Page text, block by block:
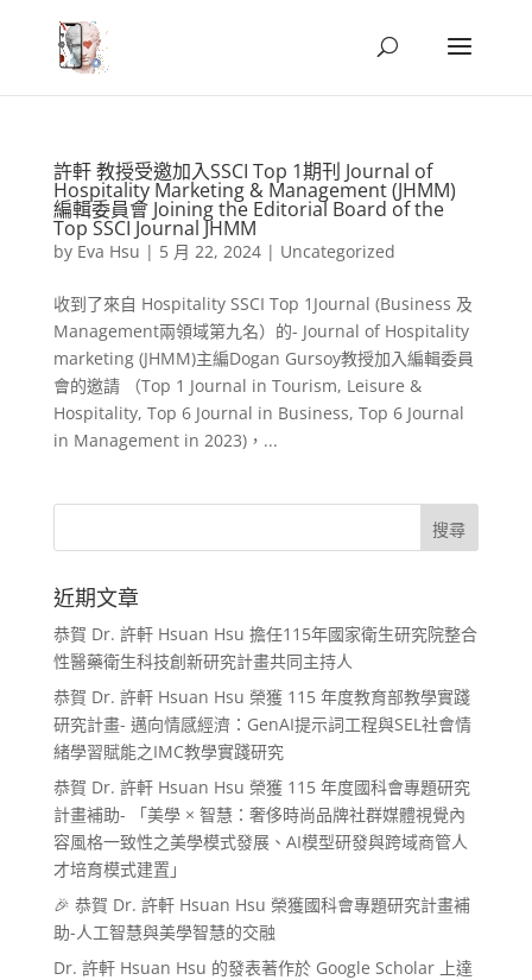
許軒 教授受邀加入SSCI Top 1期刊 Journal of
Hospitality Marketing & Management (JHMM)
編輯委員會 Joining the Editorial Board of the
Top SSCI Journal JHMM
by Eva Hsu | 5 月 22, 2024| Uncategorized
收到了來自 Hospitality SSCI Top 1Journal (Business 及
Management兩領域第九名）的- Journal of Hospitality
marketing (JHMM)主編Dogan Gursoy教授加入編輯委員
會的邀請 （Top 1 Journal in Tourism, Leisure &
Hospitality, Top 6 Journal in Business, Top 6 Journal
in Management in 2023)，...
近期文章
恭賀 Dr. 許軒 Hsuan Hsu 擔任115年國家衛生研究院整合
性醫藥衛生科技創新研究計畫共同主持人
恭賀 Dr. 許軒 Hsuan Hsu 榮獲 115 年度教育部教學實踐
研究計畫- 邁向情感經濟：GenAI提示詞工程與SEL社會情
緒學習賦能之IMC教學實踐研究
恭賀 Dr. 許軒 Hsuan Hsu 榮獲 115 年度國科會專題研究
計畫補助- 「美學 × 智慧：奢侈時尚品牌社群媒體視覺內
容風格一致性之美學模式發展、AI模型研發與跨域商管人
才培育模式建置」
🎉 恭賀 Dr. 許軒 Hsuan Hsu 榮獲國科會專題研究計畫補
助-人工智慧與美學智慧的交融
Dr. 許軒 Hsuan Hsu 的發表著作於 Google Scholar 上達